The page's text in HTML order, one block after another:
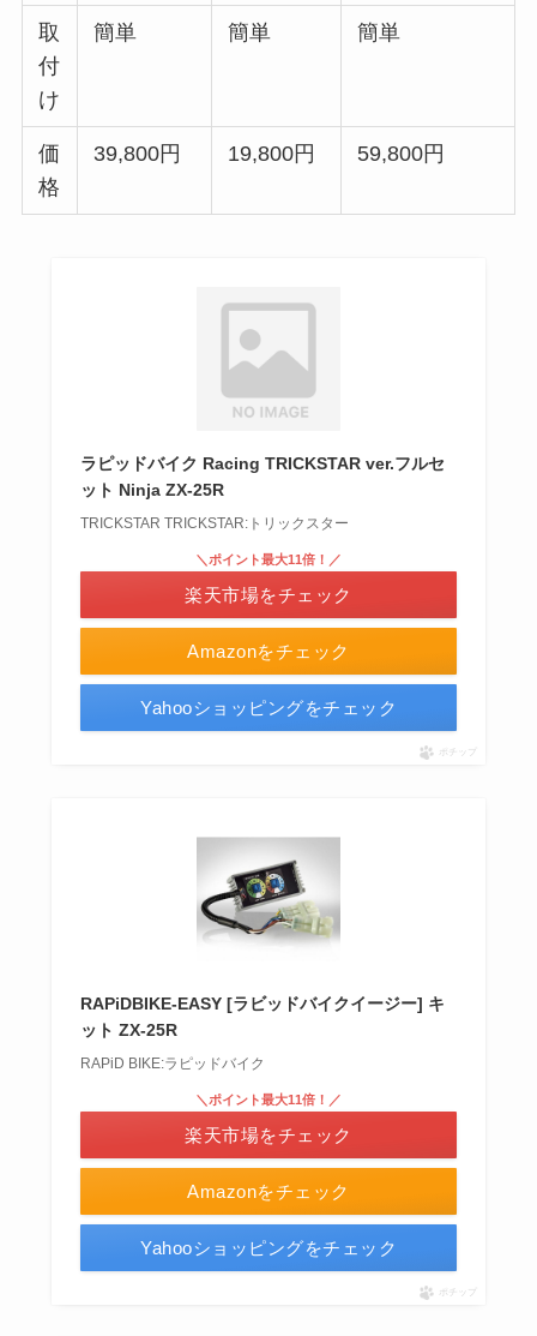
取
付
け
簡単 簡単 簡単
価
格
39,800円 19,800円 59,800円
ラピッドバイク Racing TRICKSTAR ver.フルセ
ット Ninja ZX-25R
TRICKSTAR TRICKSTAR:トリックスター
Amazonをチェック
＼ポイント最大11倍！／
楽天市場をチェック
Yahooショッピングをチェック
ポチップ
RAPiDBIKE-EASY [ラビッドバイクイージー] キ
ット ZX-25R
RAPiD BIKE:ラピッドバイク
Amazonをチェック
＼ポイント最大11倍！／
楽天市場をチェック
Yahooショッピングをチェック
ポチップ